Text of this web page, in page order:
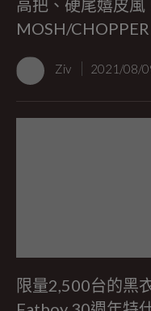
高把、硬尾嬉皮風
MOSH/
Ziv 2021/08/
限量2,500台的黑